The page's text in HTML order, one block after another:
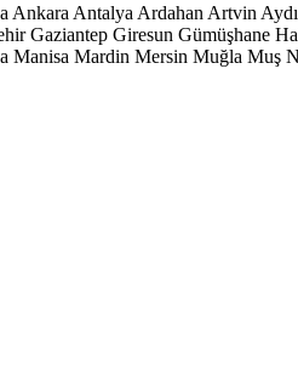
Ankara Antalya Ardahan Artvin
Gaziantep Giresun Gümüşhane
Manisa Mardin Mersin Muğla Muş